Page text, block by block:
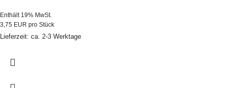
Enthält 19% MwSt.
3,75 EUR pro Stück
Lieferzeit: ca. 2-3 Werktage